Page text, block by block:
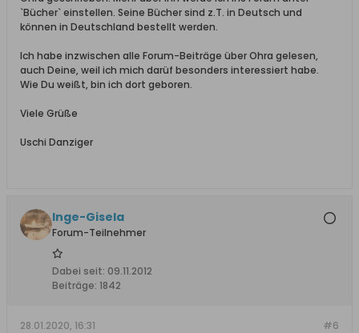
`Bücher` einstellen. Seine Bücher sind z.T. in Deutsch und
können in Deutschland bestellt werden.
Ich habe inzwischen alle Forum-Beiträge über Ohra gelesen,
auch Deine, weil ich mich darüf besonders interessiert habe.
Wie Du weißt, bin ich dort geboren.
Viele Grüße
Uschi Danziger
Inge-Gisela
Forum-Teilnehmer
Dabei seit: 09.11.2012
Beiträge: 1842
#6
28.01.2020, 16:31